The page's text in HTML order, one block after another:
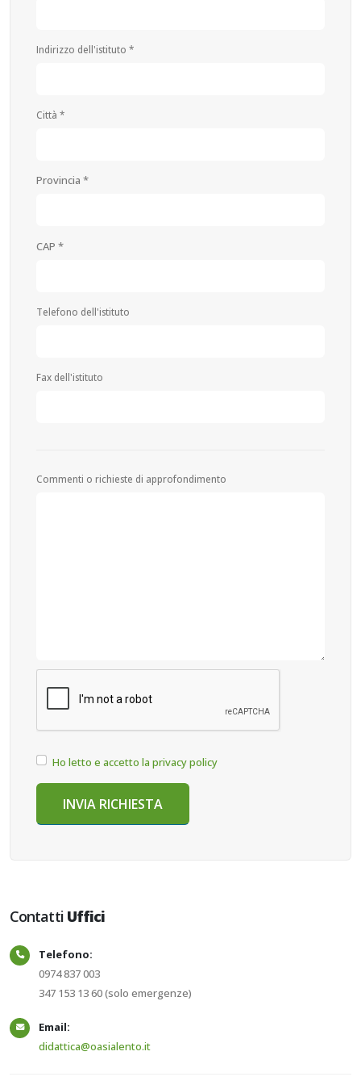
Indirizzo dell'istituto *
Città *
Provincia *
CAP *
Telefono dell'istituto
Fax dell'istituto
Commenti o richieste di approfondimento
Ho letto e accetto la privacy policy
Contatti Uffici
Telefono:
0974 837 003
347 153 13 60 (solo emergenze)
Email:
didattica@oasialento.it